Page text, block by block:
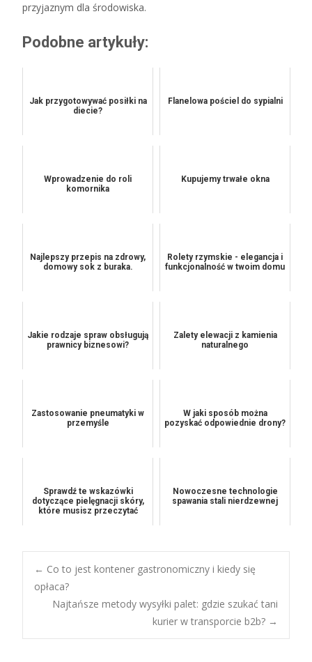
przyjaznym dla środowiska.
Podobne artykuły:
Jak przygotowywać posiłki na
diecie?
Flanelowa pościel do sypialni
Wprowadzenie do roli
komornika
Kupujemy trwałe okna
Najlepszy przepis na zdrowy,
domowy sok z buraka.
Rolety rzymskie - elegancja i
funkcjonalność w twoim domu
Jakie rodzaje spraw obsługują
prawnicy biznesowi?
Zalety elewacji z kamienia
naturalnego
Zastosowanie pneumatyki w
przemyśle
W jaki sposób można
pozyskać odpowiednie drony?
Sprawdź te wskazówki
dotyczące pielęgnacji skóry,
które musisz przeczytać
Nowoczesne technologie
spawania stali nierdzewnej
Post
navigation
← Co to jest kontener gastronomiczny i kiedy się
opłaca?
Najtańsze metody wysyłki palet: gdzie szukać tani
kurier w transporcie b2b? →